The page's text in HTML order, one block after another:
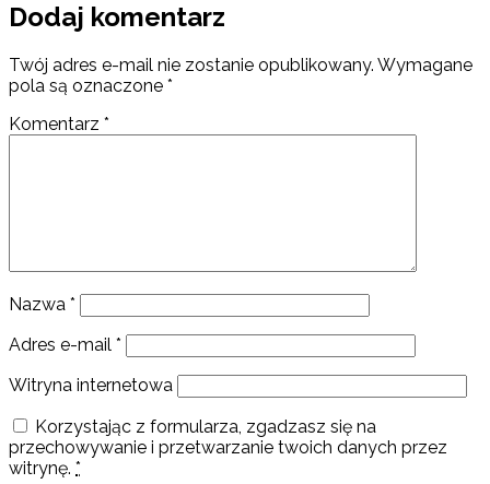
Dodaj komentarz
Twój adres e-mail nie zostanie opublikowany. Wymagane
pola są oznaczone *
Komentarz *
Nazwa *
Adres e-mail *
Witryna internetowa
Korzystając z formularza, zgadzasz się na
przechowywanie i przetwarzanie twoich danych przez
witrynę. *